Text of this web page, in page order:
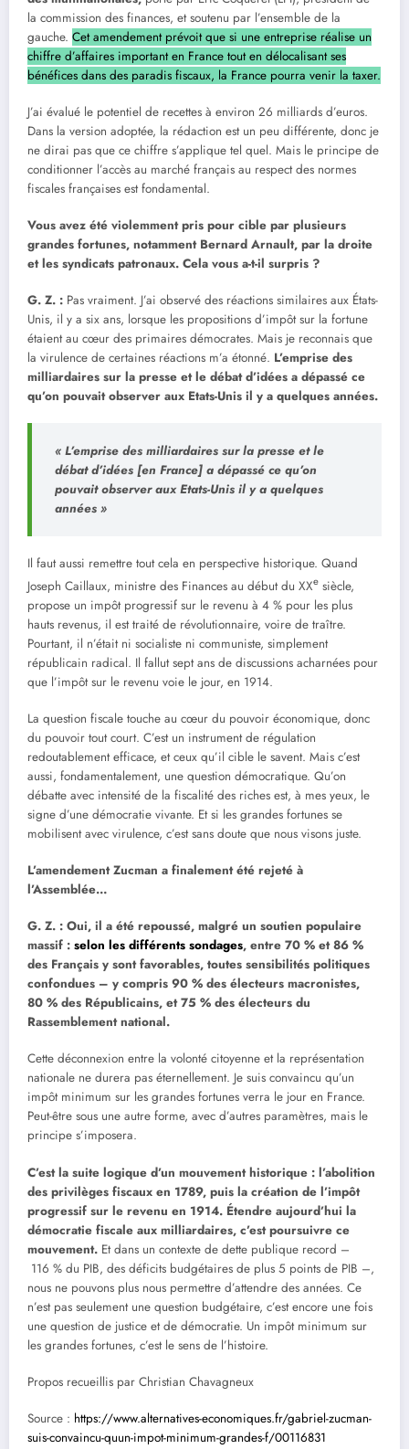
la commission des finances, et soutenu par l’ensemble de la
gauche. Cet amendement prévoit que si une entreprise réalise un
chiffre d’affaires important en France tout en délocalisant ses
bénéfices dans des paradis fiscaux, la France pourra venir la taxer.
J’ai évalué le potentiel de recettes à environ 26 milliards d’euros.
Dans la version adoptée, la rédaction est un peu différente, donc je
ne dirai pas que ce chiffre s’applique tel quel. Mais le principe de
conditionner l’accès au marché français au respect des normes
fiscales françaises est fondamental.
Vous avez été violemment pris pour cible par plusieurs
grandes fortunes, notamment Bernard Arnault, par la droite
et les syndicats patronaux. Cela vous a-t-il surpris ?
G. Z. : Pas vraiment. J’ai observé des réactions similaires aux États-
Unis, il y a six ans, lorsque les propositions d’impôt sur la fortune
étaient au cœur des primaires démocrates. Mais je reconnais que
la virulence de certaines réactions m’a étonné. L’emprise des
milliardaires sur la presse et le débat d’idées a dépassé ce
qu’on pouvait observer aux Etats-Unis il y a quelques années.
« L’emprise des milliardaires sur la presse et le
débat d’idées [en France] a dépassé ce qu’on
pouvait observer aux Etats-Unis il y a quelques
années »
Il faut aussi remettre tout cela en perspective historique. Quand
Joseph Caillaux, ministre des Finances au début du XXe siècle,
propose un impôt progressif sur le revenu à 4 % pour les plus
hauts revenus, il est traité de révolutionnaire, voire de traître.
Pourtant, il n’était ni socialiste ni communiste, simplement
républicain radical. Il fallut sept ans de discussions acharnées pour
que l’impôt sur le revenu voie le jour, en 1914.
La question fiscale touche au cœur du pouvoir économique, donc
du pouvoir tout court. C’est un instrument de régulation
redoutablement efficace, et ceux qu’il cible le savent. Mais c’est
aussi, fondamentalement, une question démocratique. Qu’on
débatte avec intensité de la fiscalité des riches est, à mes yeux, le
signe d’une démocratie vivante. Et si les grandes fortunes se
mobilisent avec virulence, c’est sans doute que nous visons juste.
L’amendement Zucman a finalement été rejeté à
l’Assemblée…
G. Z. : Oui, il a été repoussé, malgré un soutien populaire
massif : selon les différents sondages, entre 70 % et 86 %
des Français y sont favorables, toutes sensibilités politiques
confondues – y compris 90 % des électeurs macronistes,
80 % des Républicains, et 75 % des électeurs du
Rassemblement national.
Cette déconnexion entre la volonté citoyenne et la représentation
nationale ne durera pas éternellement. Je suis convaincu qu’un
impôt minimum sur les grandes fortunes verra le jour en France.
Peut-être sous une autre forme, avec d’autres paramètres, mais le
principe s’imposera.
C’est la suite logique d’un mouvement historique : l’abolition
des privilèges fiscaux en 1789, puis la création de l’impôt
progressif sur le revenu en 1914. Étendre aujourd’hui la
démocratie fiscale aux milliardaires, c’est poursuivre ce
mouvement. Et dans un contexte de dette publique record –
116 % du PIB, des déficits budgétaires de plus 5 points de PIB –,
nous ne pouvons plus nous permettre d’attendre des années. Ce
n’est pas seulement une question budgétaire, c’est encore une fois
une question de justice et de démocratie. Un impôt minimum sur
les grandes fortunes, c’est le sens de l’histoire.
Propos recueillis par Christian Chavagneux
Source : https://www.alternatives-economiques.fr/gabriel-zucman-
suis-convaincu-quun-impot-minimum-grandes-f/00116831